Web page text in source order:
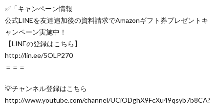
✅「キャンペーン情報
公式LINEを友達追加後の資料請求でAmazonギフト券プレゼントキ
ャンペーン実施中！
【LINEの登録はこちら】
http://lin.ee/5OLP270
＝＝＝
💡チャンネル登録はこちら
http://www.youtube.com/channel/UCiODghX9FcXu49qsyb7b8CA?